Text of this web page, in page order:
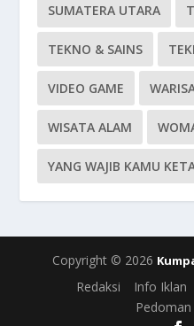
SUMATERA UTARA
TEKNO & SAINS
VIDEO GAME
WISATA ALAM
YANG WAJIB KAMU
Copyright © 2026
Redaksi
Info Iklan